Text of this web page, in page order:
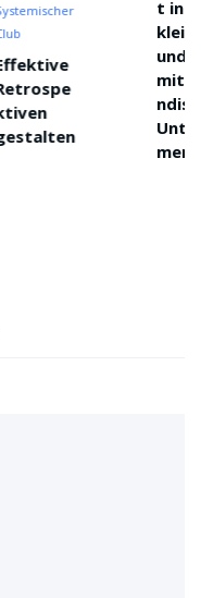
mittelstä
Unterneh